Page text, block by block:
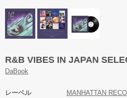
R&B VIBES IN JAPAN
DaBook
レーベル
MANHATTAN